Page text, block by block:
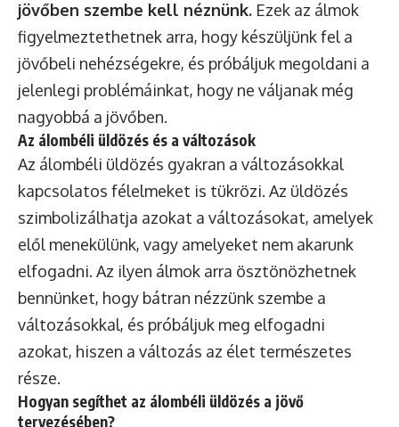
jövőben szembe kell néznünk. Ezek az álmok
figyelmeztethetnek arra, hogy készüljünk fel a
jövőbeli nehézségekre, és próbáljuk megoldani a
jelenlegi problémáinkat, hogy ne váljanak még
nagyobbá a jövőben.
Az álombéli üldözés és a változások
Az álombéli üldözés gyakran a változásokkal
kapcsolatos félelmeket is tükrözi. Az üldözés
szimbolizálhatja azokat a változásokat, amelyek
elől menekülünk, vagy amelyeket nem akarunk
elfogadni. Az ilyen álmok arra ösztönözhetnek
bennünket, hogy bátran nézzünk szembe a
változásokkal, és próbáljuk meg elfogadni
azokat, hiszen a változás az élet természetes
része.
Hogyan segíthet az álombéli üldözés a jövő
tervezésében?